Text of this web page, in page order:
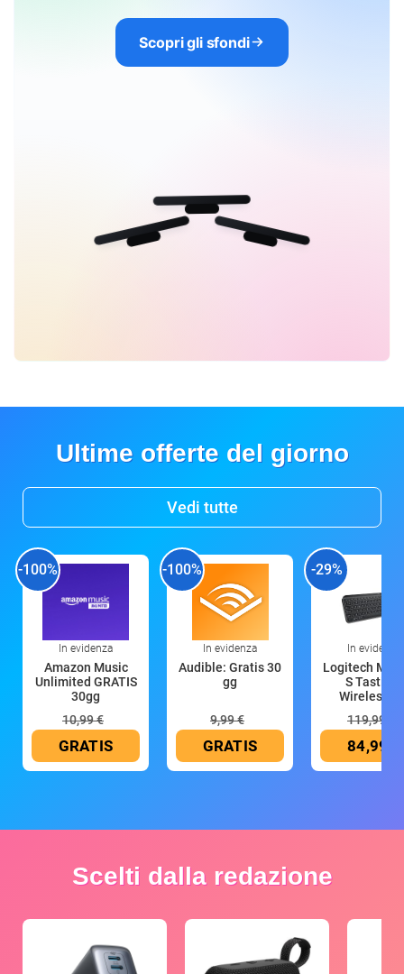
Scopri gli sfondi
Ultime offerte del giorno
Vedi tutte
-100%
In evidenza
Amazon Music
Unlimited GRATIS
30gg
10,99 €
GRATIS
-100%
In evidenza
Audible: Gratis 30
gg
9,99 €
GRATIS
-29%
In evidenza
Logitech MX
S Tastiera
Wireless
119,99 €
84,99 €
Scelti dalla redazione